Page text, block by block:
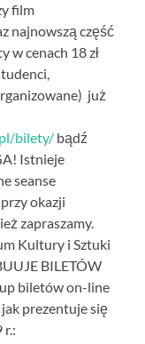
film
najnowszą część
w cenach 18 zł
już
bilety/ bądź
Istnieje
seanse
okazji
zapraszamy.
Kultury i Sztuki
BILETÓW
biletów on-line
prezentuje się
r.: